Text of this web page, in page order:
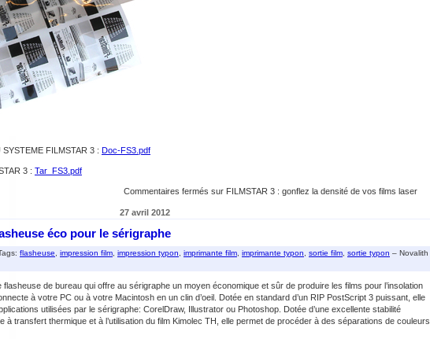
FILMSTAR 3 : Doc-FS3.pdf
3 : Tar_FS3.pdf
Commentaires fermés sur FILMSTAR 3 : gonflez la densité de vos films laser
27 avril 2012
éco pour le sérigraphe
flasheuse, impression film, impression typon, imprimante film, imprimante typon, sortie film, sortie typon – Novalith
flasheuse de bureau qui offre au sérigraphe un moyen économique et sûr de produire les films pour l’insolation
à votre PC ou à votre Macintosh en un clin d’oeil. Dotée en standard d’un RIP PostScript 3 puissant, elle
utilisées par le sérigraphe: CorelDraw, Illustrator ou Photoshop. Dotée d’une excellente stabilité
à transfert thermique et à l’utilisation du film Kimolec TH, elle permet de procéder à des séparations de couleurs